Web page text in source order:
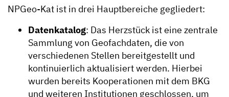
NPGeo-Kat ist in drei Hauptbereiche gegliedert:
Datenkatalog: Das Herzstück ist eine zentrale
Sammlung von Geofachdaten, die von
verschiedenen Stellen bereitgestellt und
kontinuierlich aktualisiert werden. Hierbei
wurden bereits Kooperationen mit dem BKG
und weiteren Institutionen geschlossen, um